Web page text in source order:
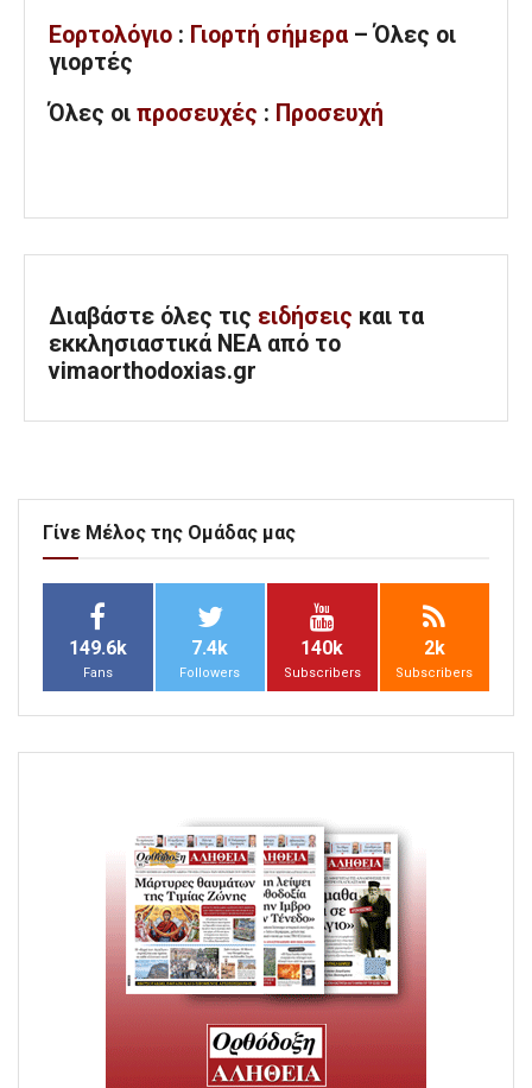
Εορτολόγιο : Γιορτή σήμερα – Όλες οι
γιορτές
Όλες οι προσευχές : Προσευχή
Διαβάστε όλες τις ειδήσεις και τα
εκκλησιαστικά ΝΕΑ από το
vimaorthodoxias.gr
Γίνε Μέλος της Ομάδας μας
149.6k
Fans
7.4k
Followers
140k
Subscribers
2k
Subscribers